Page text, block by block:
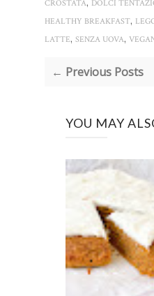
CROSTATA DOLCI
HEALTHY BREAKFAST,
LATTE, SENZA UOVA,
← Previous Posts
YOU MAY